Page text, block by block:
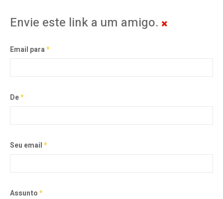
Envie este link a um amigo.
Email para*
De*
Seu email*
Assunto*